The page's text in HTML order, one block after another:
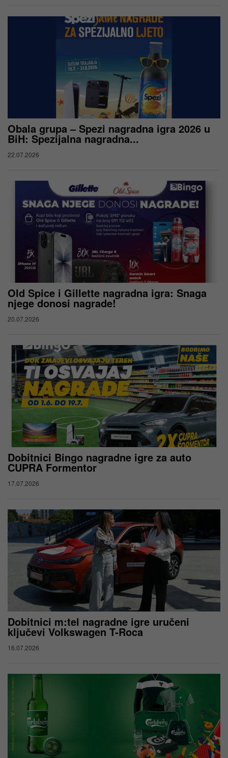
Obala grupa – Spezi nagradna igra 2026 u
BiH: Spezijalna nagradna...
22.07.2026
Old Spice i Gillette nagradna igra: Snaga
njege donosi nagrade!
20.07.2026
Dobitnici Bingo nagradne igre za auto
CUPRA Formentor
17.07.2026
Dobitnici m:tel nagradne igre uručeni
ključevi Volkswagen T-Roca
16.07.2026